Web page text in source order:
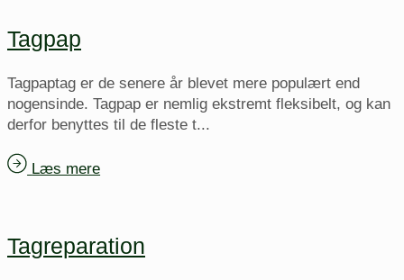
Tagpap
Tagpaptag er de senere år blevet mere populært end
nogensinde. Tagpap er nemlig ekstremt fleksibelt, og kan
derfor benyttes til de fleste t...
Læs mere
Tagreparation